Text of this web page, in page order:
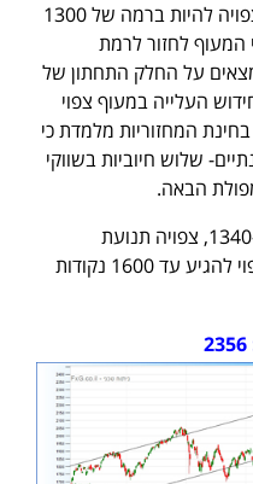
פקיעת האופציות בעוד שבועיים צפויה להיות ברמה של 1300
המעוף לחזור לרמת
נמצאים על החלק התחתון של
העלייה במעוף צפוי
המחזוריות מלמדת כי
שלוש חיוביות בשווקי
הבאה.
כאשר תיפרץ ההתנגדות ברמת ה-1340, צפויה תנועת
התחזקות חדה ומהירה והמעוף צפוי להגיע עד 1600 נקודות